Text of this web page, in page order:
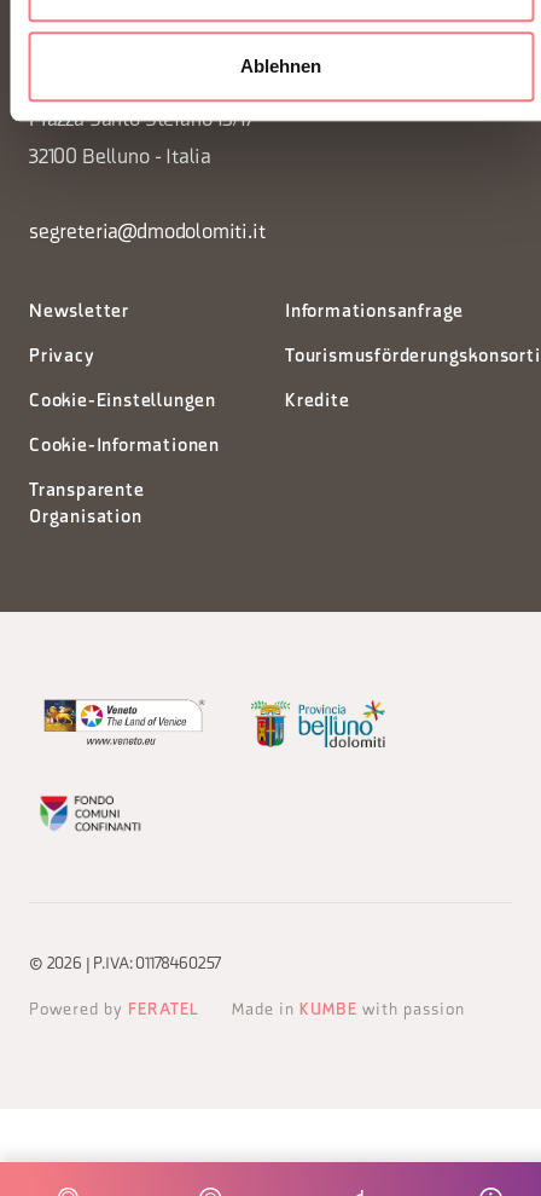
Ablehnen
Piazza Santo Stefano 15/17
32100 Belluno - Italia
segreteria@dmodolomiti.it
Newsletter
Privacy
Cookie-Einstellungen
Cookie-Informationen
Transparente
Organisation
Informationsanfrage
Kredite
© 2026 | P.IVA: 01178460257
Powered by FERATEL Made in KUMBE with passion